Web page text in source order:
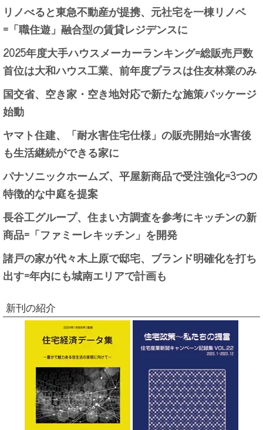
リノべると東急不動産が提携、元社宅を一棟リノベ
=「職住遊」融合型の賃貸レジデンスに
2025年度大手ハウスメーカーランキング=総販売戸数
首位は大和ハウス工業、前年度プラスは住友林業のみ
国交省、空き家・空き地対応で新たな施策パッケージ
始動
ヤマト住建、「耐水害住宅仕様」の販売開始=水害後
も生活継続ができる家に
パナソニックホームズ、平屋新商品で受注強化=3つの
特徴的な中庭を提案
長谷工グループ、住まい方調査を参考にキッチンの新
商品=「ファミーレキッチン」を開発
諸戸の家が代々木上原で邸宅、ブランド明確化を打ち
出す=年内にも城南エリアで計画も
新刊の紹介